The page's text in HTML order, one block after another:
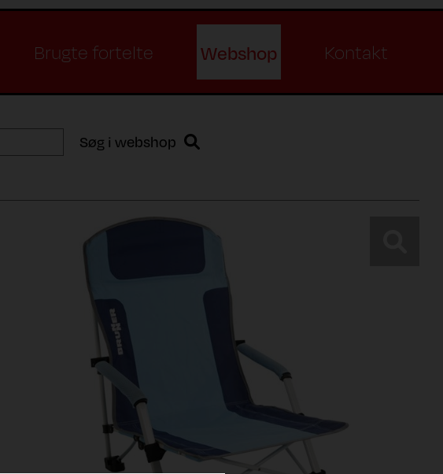
Brugte fortelte Webshop Kontakt
Søg i webshop